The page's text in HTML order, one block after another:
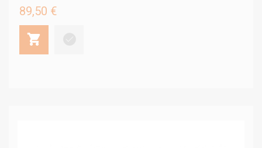
89,50 €